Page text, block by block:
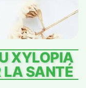
XYLOPIA
LA SANTÉ